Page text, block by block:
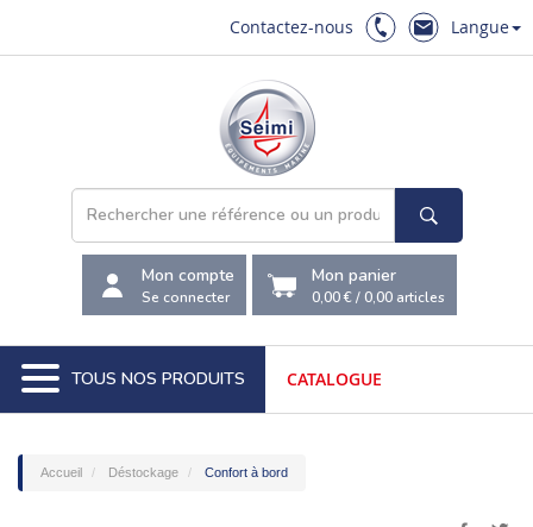
Contactez-nous Langue
Mon compte
Se connecter
Mon panier
0,00 €/0,00 articles
TOUS NOS PRODUITS CATALOGUE
Accueil Déstockage Confort à bord